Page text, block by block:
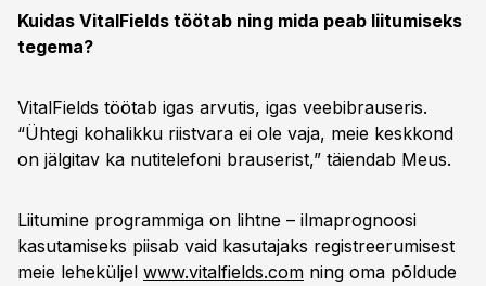
Kuidas VitalFields töötab ning mida peab liitumiseks
tegema?
VitalFields töötab igas arvutis, igas veebibrauseris.
“Ühtegi kohalikku riistvara ei ole vaja, meie keskkond
on jälgitav ka nutitelefoni brauserist,” täiendab Meus.
Liitumine programmiga on lihtne – ilmaprognoosi
kasutamiseks piisab vaid kasutajaks registreerumisest
meie leheküljel www.vitalfields.com ning oma põldude